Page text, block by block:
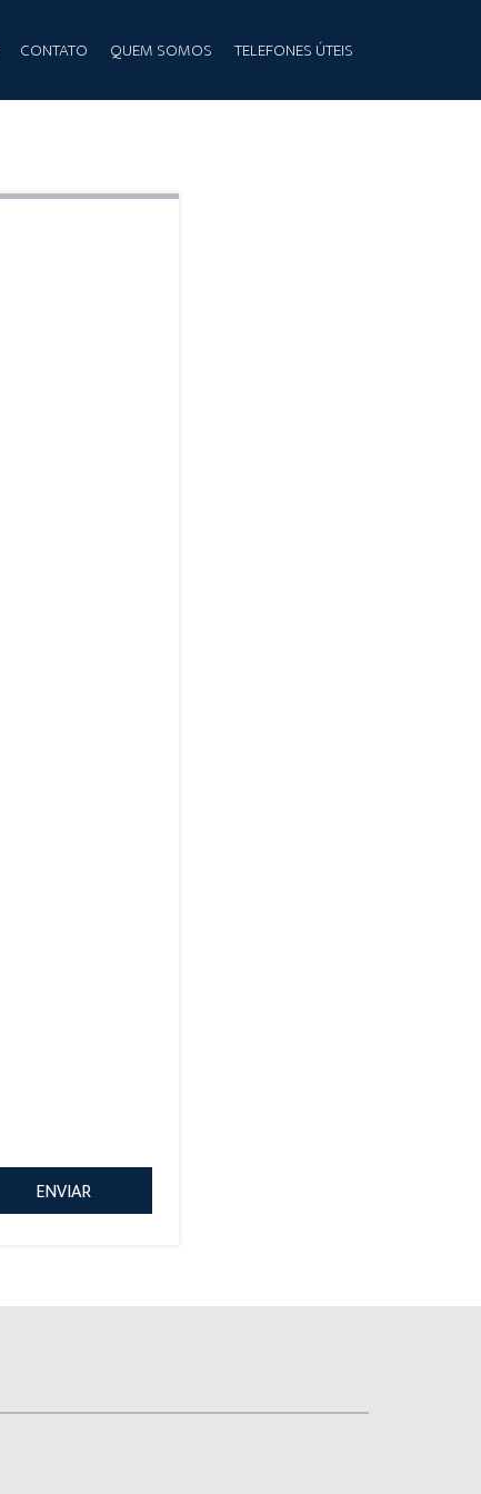
CONTATO QUEM SOMOS TELEFONES ÚTEIS
ENVIAR